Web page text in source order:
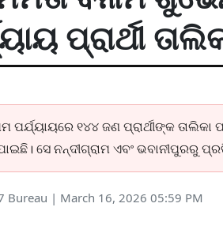
ପ୍ରାର୍ଥୀ
୧୪୪ ଜଣ ପ୍ରାର୍ଥୀଙ୍କ
ସେ ନନ୍ଦୀଗ୍ରାମ ଏବଂ ଭବାନୀପୁରରୁ
Bureau | March 16, 2026 05:59 PM